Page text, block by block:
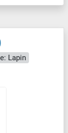
Lapin